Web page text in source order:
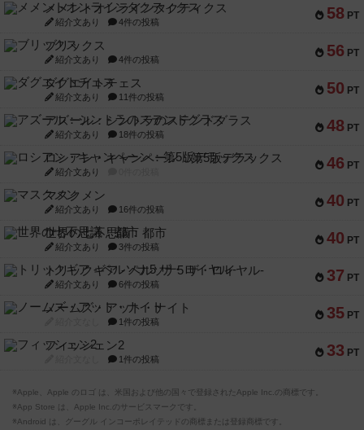
58 PT
メメントオンラインタクティクス
紹介文あり 4件の投稿
56 PT
ブリックス
紹介文あり 4件の投稿
50 PT
ダグエイトチェス
紹介文あり 11件の投稿
48 PT
アズール：シントラのステンドグラス
紹介文あり 18件の投稿
46 PT
ロシアン・キャンペーン：第5版デラックス
紹介文あり
40 PT
マスクメン
紹介文あり 16件の投稿
40 PT
世界の七不思議：都市
紹介文あり 3件の投稿
37 PT
トリックギア - ペルソナ5 ザ・ロイヤル-
紹介文あり 6件の投稿
35 PT
ノームズ・アット・ナイト
1件の投稿
33 PT
フィッシェン2
1件の投稿
※Apple、Apple のロゴ は、米国および他の国々で登録されたApple Inc.の商標です。
※App Store は、Apple Inc.のサービスマークです。
※Android は、グーグル インコーポレイテッドの商標または登録商標です。